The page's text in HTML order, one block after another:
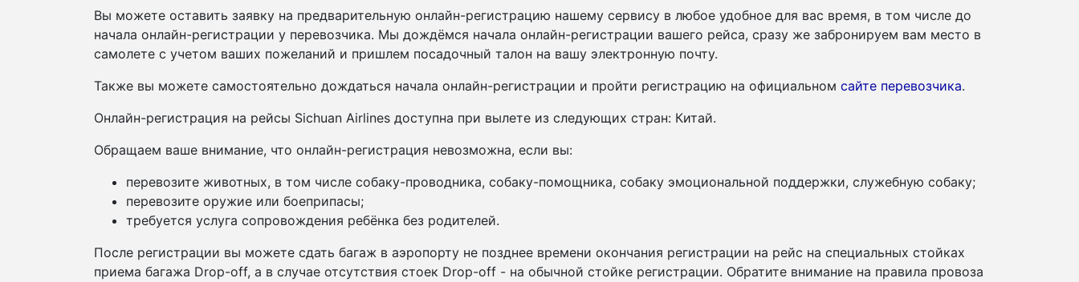
Вы можете оставить заявку на предварительную онлайн-регистрацию нашему сервису в любое удобное для вас время, в том числе до
начала онлайн-регистрации у перевозчика. Мы дождёмся начала онлайн-регистрации вашего рейса, сразу же забронируем вам место в
самолете с учетом ваших пожеланий и пришлем посадочный талон на вашу электронную почту.
Также вы можете самостоятельно дождаться начала онлайн-регистрации и пройти регистрацию на официальном сайте перевозчика.
Онлайн-регистрация на рейсы Sichuan Airlines доступна при вылете из следующих стран: Китай.
Обращаем ваше внимание, что онлайн-регистрация невозможна, если вы:
перевозите животных, в том числе собаку-проводника, собаку-помощника, собаку эмоциональной поддержки, служебную собаку;
перевозите оружие или боеприпасы;
требуется услуга сопровождения ребёнка без родителей.
После регистрации вы можете сдать багаж в аэропорту не позднее времени окончания регистрации на рейс на специальных стойках
приема багажа Drop-off, а в случае отсутствия стоек Drop-off - на обычной стойке регистрации. Обратите внимание на правила провоза